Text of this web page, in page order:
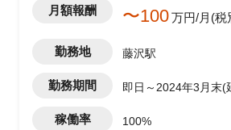
月額報酬 〜100万円/月(税
勤務地 藤沢駅
勤務期間 即日～2024年3月末(
稼働率 100%